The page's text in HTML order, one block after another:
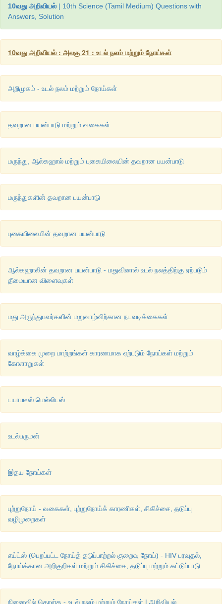
10வது அறிவியல் | 10th Science (Tamil Medium) Questions with
Answers, Solution
10வது அறிவியல் : அலகு 21 : உடல் நலம் மற்றும் நோய்கள்
அறிமுகம் - உடல் நலம் மற்றும் நோய்கள்
தவறான பயன்பாடு மற்றும் வகைகள்
மருந்து, ஆல்கஹால் மற்றும் புகையிலையின் தவறான பயன்பாடு
மருந்துகளின் தவறான பயன்பாடு
புகையிலையின் தவறான பயன்பாடு
ஆல்கஹாலின் தவறான பயன்பாடு - மதுவினால் உடல் நலத்திற்கு ஏற்படும்
தீமையான விளைவுகள்
மது அருந்துபவர்களின் மறுவாழ்விற்கான நடவடிக்கைகள்
வாழ்க்கை முறை மாற்றங்கள் காரணமாக ஏற்படும் நோய்கள் மற்றும்
கோளாறுகள்
டயாபடீஸ் மெல்லிடஸ்
உடல்பருமன்
இதய நோய்கள்
புற்றுநோய் - வகைகள், புற்றுநோய்க் காரணிகள், சிகிச்சை, தடுப்பு
வழிமுறைகள்
எய்ட்ஸ் (பெறப்பட்ட நோய்த் தடுப்பாற்றல் குறைவு நோய்) - HIV பரவுதல்,
நோய்க்கான அறிகுறிகள் மற்றும் சிகிச்சை, தடுப்பு மற்றும் கட்டுப்பாடு
நினைவில் கொள்க - உடல் நலம் மற்றும் நோய்கள் | அறிவியல்